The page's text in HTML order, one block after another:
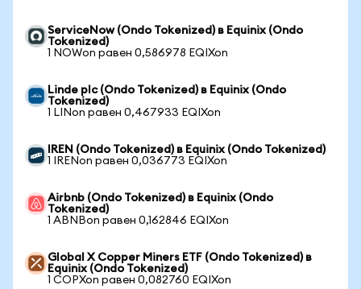
ServiceNow (Ondo Tokenized) в Equinix (Ondo
Tokenized)
1 NOWon равен 0,586978 EQIXon
Linde plc (Ondo Tokenized) в Equinix (Ondo
Tokenized)
1 LINon равен 0,467933 EQIXon
IREN (Ondo Tokenized) в Equinix (Ondo Tokenized)
1 IRENon равен 0,036773 EQIXon
Airbnb (Ondo Tokenized) в Equinix (Ondo
Tokenized)
1 ABNBon равен 0,162846 EQIXon
Global X Copper Miners ETF (Ondo Tokenized) в
Equinix (Ondo Tokenized)
1 COPXon равен 0,082760 EQIXon